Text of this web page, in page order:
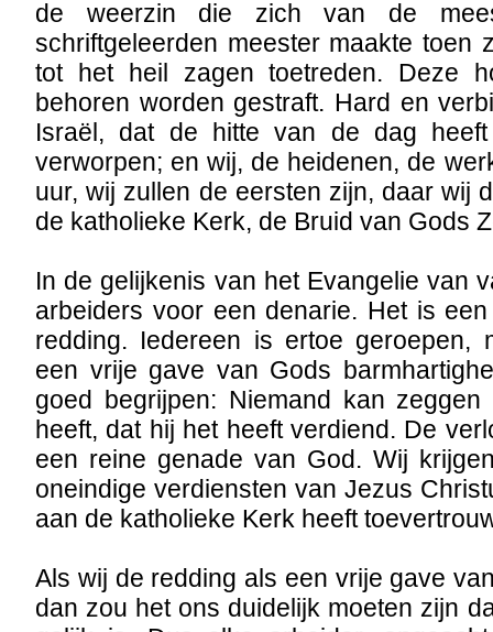
de weerzin die zich van de
schriftgeleerden meester maakte toen
tot het heil zagen toetreden. Deze
behoren worden gestraft. Hard en
Israël, dat de hitte van de dag heeft
verworpen; en wij, de heidenen, de
uur, wij zullen de eersten zijn, daar wij
de katholieke Kerk, de Bruid van Gods
In de gelijkenis van het Evangelie van
arbeiders voor een denarie. Het is
redding. Iedereen is ertoe geroepen,
een vrije gave van Gods
goed begrijpen: Niemand kan
heeft, dat hij het heeft verdiend. De
een reine genade van God. Wij
oneindige verdiensten van Jezus
aan de katholieke Kerk heeft
Als wij de redding als een vrije gave
dan zou het ons duidelijk moeten zijn